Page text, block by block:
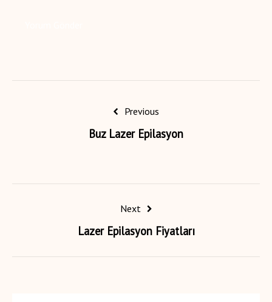
Previous
Buz Lazer Epilasyon
Next
Lazer Epilasyon Fiyatları